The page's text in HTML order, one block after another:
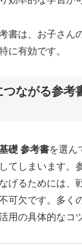
書は、お子さん
に有効です。
ながる参考
礎 参考書を選ん
てしまいます。
げるためには、
可欠です。多く
用の具体的なコ